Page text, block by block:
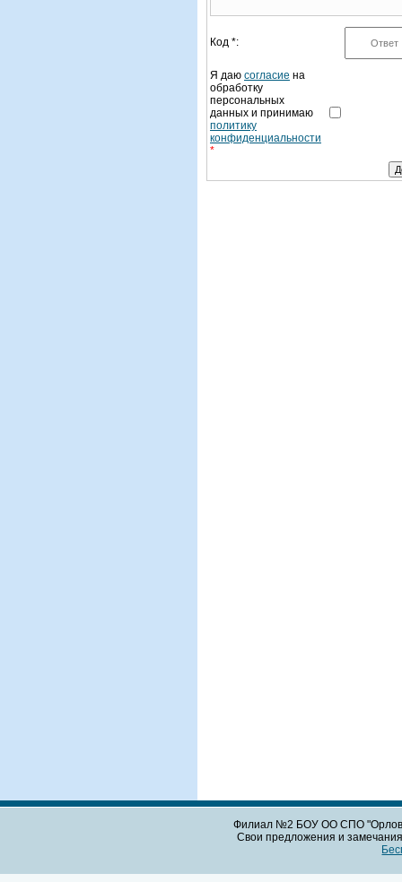
Код *:
Я даю согласие на
обработку
персональных
данных и принимаю
политику
конфиденциальности
*
Филиал №2 БОУ ОО СПО
Свои предложения и